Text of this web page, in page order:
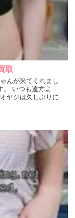
取
んが来てくれまし
。 いつも遠方よ
ヤジは久しぶりに